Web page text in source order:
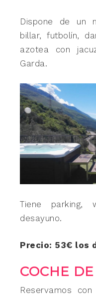
Dispone de un
billar, futbolín,
azotea con
Garda.
Tiene
desayuno.
Precio: 53€ los
COCHE
Reservamos